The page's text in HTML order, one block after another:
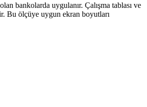
bankolarda uygulanır. Çalışma tablası ve
Bu ölçüye uygun ekran boyutları